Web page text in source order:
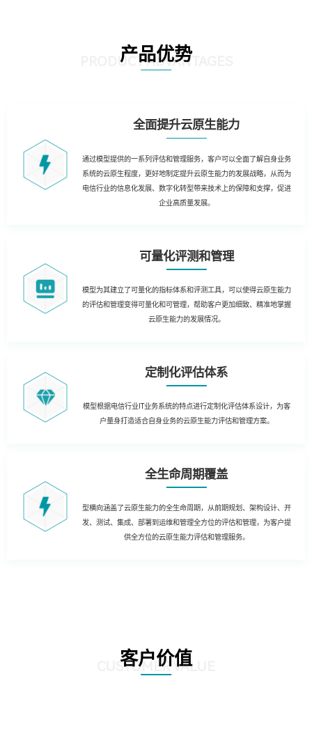
产品优势
PRODUCT ADVANTAGES
全面提升云原生能力
通过模型提供的一系列评估和管理服务，客户可以全面了解自身业务
系统的云原生程度，更好地制定提升云原生能力的发展战略，从而为
电信行业的信息化发展、数字化转型带来技术上的保障和支撑，促进
企业高质量发展。
可量化评测和管理
模型为其建立了可量化的指标体系和评测工具，可以使得云原生能力
的评估和管理变得可量化和可管理，帮助客户更加细致、精准地掌握
云原生能力的发展情况。
定制化评估体系
模型根据电信行业IT业务系统的特点进行定制化评估体系设计，为客
户量身打造适合自身业务的云原生能力评估和管理方案。
全生命周期覆盖
型横向涵盖了云原生能力的全生命周期，从前期规划、架构设计、开
发、测试、集成、部署到运维和管理全方位的评估和管理，为客户提
供全方位的云原生能力评估和管理服务。
客户价值
CUSTOMER VALUE